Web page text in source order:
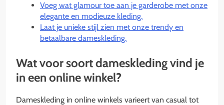
Voeg wat glamour toe aan je garderobe met onze
elegante en modieuze kleding.
Laat je unieke stijl zien met onze trendy en
betaalbare dameskleding.
Wat voor soort dameskleding vind je
in een online winkel?
Dameskleding in online winkels varieert van casual tot